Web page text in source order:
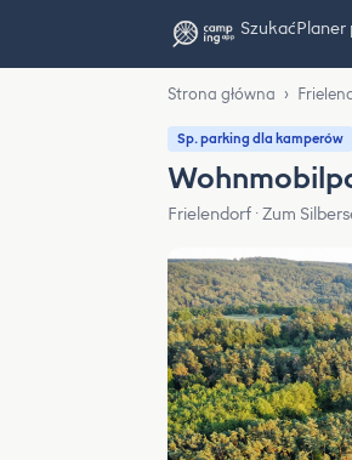
SzukaćPlaner
Strona główna ›
Sp. parking dla kamperów
Frielendorf · Zum